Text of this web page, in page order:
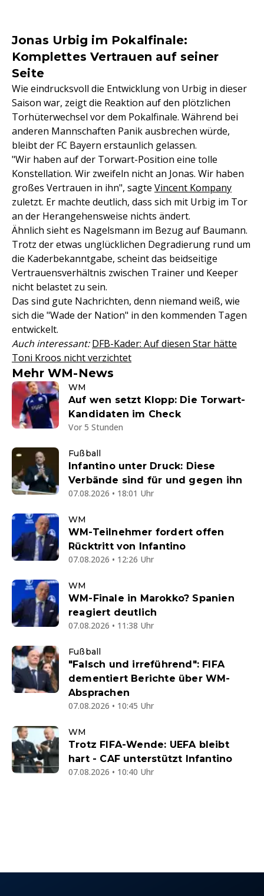
Jonas Urbig im Pokalfinale:
Komplettes Vertrauen auf seiner
Seite
Wie eindrucksvoll die Entwicklung von Urbig in dieser
Saison war, zeigt die Reaktion auf den plötzlichen
Torhüterwechsel vor dem Pokalfinale. Während bei
anderen Mannschaften Panik ausbrechen würde,
bleibt der FC Bayern erstaunlich gelassen.
"Wir haben auf der Torwart-Position eine tolle
Konstellation. Wir zweifeln nicht an Jonas. Wir haben
großes Vertrauen in ihn", sagte Vincent Kompany
zuletzt. Er machte deutlich, dass sich mit Urbig im Tor
an der Herangehensweise nichts ändert.
Ähnlich sieht es Nagelsmann im Bezug auf Baumann.
Trotz der etwas unglücklichen Degradierung rund um
die Kaderbekanntgabe, scheint das beidseitige
Vertrauensverhältnis zwischen Trainer und Keeper
nicht belastet zu sein.
Das sind gute Nachrichten, denn niemand weiß, wie
sich die "Wade der Nation" in den kommenden Tagen
entwickelt.
Auch interessant: DFB-Kader: Auf diesen Star hätte
Toni Kroos nicht verzichtet
Mehr WM-News
WM
Auf wen setzt Klopp: Die Torwart-
Kandidaten im Check
Vor 5 Stunden
Fußball
Infantino unter Druck: Diese
Verbände sind für und gegen ihn
07.08.2026 • 18:01 Uhr
WM
WM-Teilnehmer fordert offen
Rücktritt von Infantino
07.08.2026 • 12:26 Uhr
WM
WM-Finale in Marokko? Spanien
reagiert deutlich
07.08.2026 • 11:38 Uhr
Fußball
"Falsch und irreführend": FIFA
dementiert Berichte über WM-
Absprachen
07.08.2026 • 10:45 Uhr
WM
Trotz FIFA-Wende: UEFA bleibt
hart - CAF unterstützt Infantino
07.08.2026 • 10:40 Uhr